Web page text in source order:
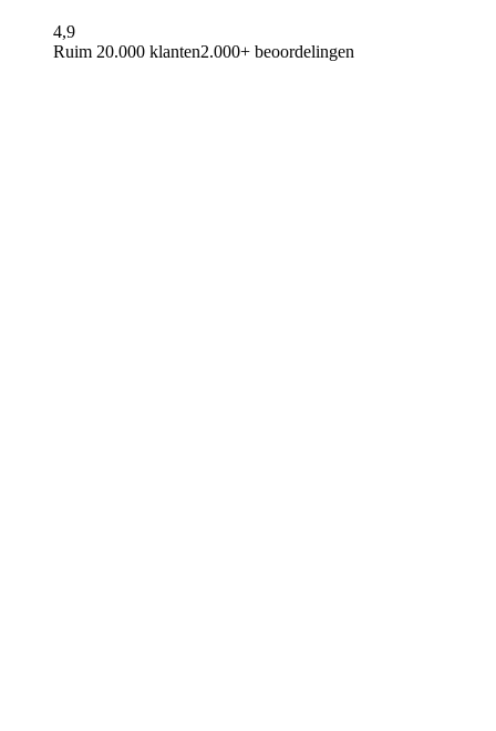
4,9
Ruim 20.000 klanten2.000+ beoordelingen